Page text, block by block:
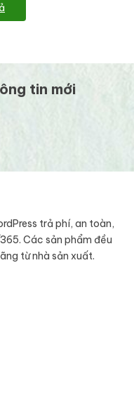
tin mới
trả phí, an toàn,
Các sản phẩm đều
từ nhà sản xuất.